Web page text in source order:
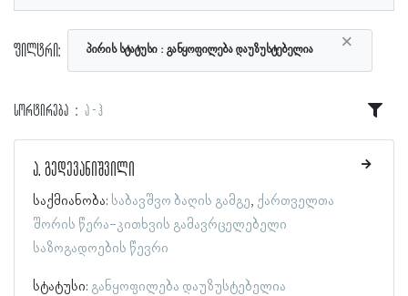
ფილტრი: ×
პირის სტატუსი განყოფილება დაუზუსტებელია
სორტირება ა - ჰ
ა. გედევანიშვილი
საქმიანობა: საბავშვო ბაღის გამგე ქართველთა
შორის წერა-კითხვის გამავრცელებელი
საზოგადოების წევრი
სტატუსი: განყოფილება დაუზუსტებელია